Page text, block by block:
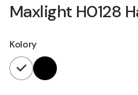
Maxlight H0128
Kolory